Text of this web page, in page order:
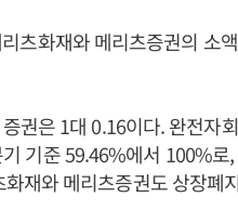
츠화재와 메리츠증권의 소
권은 1대 0.16이다. 완전자
기준 59.46%에서 100%로
재와 메리츠증권도 상장폐